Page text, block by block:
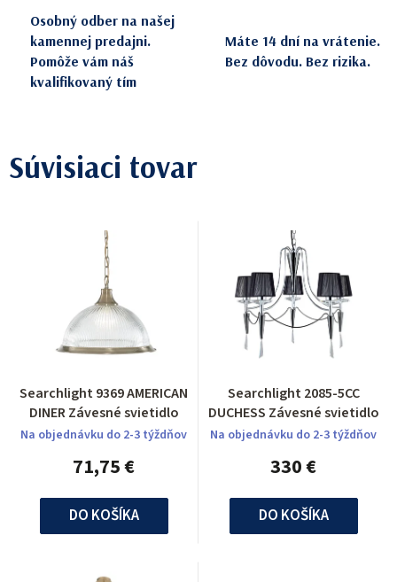
Osobný odber na našej
kamennej predajni.
Pomôže vám náš
kvalifikovaný tím
Máte 14 dní na vrátenie.
Bez dôvodu. Bez rizika.
Súvisiaci tovar
Searchlight 9369 AMERICAN
DINER Závesné svietidlo
Na objednávku do 2-3 týždňov
71,75 €
DO KOŠÍKA
Searchlight 2085-5CC
DUCHESS Závesné svietidlo
Na objednávku do 2-3 týždňov
330 €
DO KOŠÍKA